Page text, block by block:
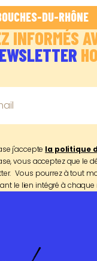
DU-RHÔNE
INFORMÉS
j'accepte la politique
vous acceptez que le
Vous pourrez à tout
le lien intégré à chaque